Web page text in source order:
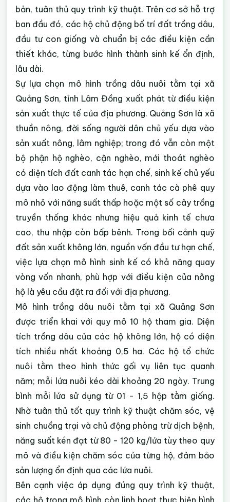
bản, tuân thủ quy trình kỹ thuật. Trên cơ sở hỗ trợ
ban đầu đó, các hộ chủ động bố trí đất trồng dâu,
đầu tư con giống và chuẩn bị các điều kiện cần
thiết khác, từng bước hình thành sinh kế ổn định,
lâu dài.
Sự lựa chọn mô hình trồng dâu nuôi tằm tại xã
Quảng Sơn, tỉnh Lâm Đồng xuất phát từ điều kiện
sản xuất thực tế của địa phương. Quảng Sơn là xã
thuần nông, đời sống người dân chủ yếu dựa vào
sản xuất nông, lâm nghiệp; trong đó vẫn còn một
bộ phận hộ nghèo, cận nghèo, mới thoát nghèo
có diện tích đất canh tác hạn chế, sinh kế chủ yếu
dựa vào lao động làm thuê, canh tác cà phê quy
mô nhỏ với năng suất thấp hoặc một số cây trồng
truyền thống khác nhưng hiệu quả kinh tế chưa
cao, thu nhập còn bấp bênh. Trong bối cảnh quỹ
đất sản xuất không lớn, nguồn vốn đầu tư hạn chế,
việc lựa chọn mô hình sinh kế có khả năng quay
vòng vốn nhanh, phù hợp với điều kiện của nông
hộ là yêu cầu đặt ra đối với địa phương.
Mô hình trồng dâu nuôi tằm tại xã Quảng Sơn
được triển khai với quy mô 10 hộ tham gia. Diện
tích trồng dâu của các hộ không lớn, hộ có diện
tích nhiều nhất khoảng 0,5 ha. Các hộ tổ chức
nuôi tằm theo hình thức gối vụ liên tục quanh
năm; mỗi lứa nuôi kéo dài khoảng 20 ngày. Trung
bình mỗi lứa sử dụng từ 01 - 1,5 hộp tằm giống.
Nhờ tuân thủ tốt quy trình kỹ thuật chăm sóc, vệ
sinh chuồng trại và chủ động phòng trừ dịch bệnh,
năng suất kén đạt từ 80 - 120 kg/lứa tùy theo quy
mô và điều kiện chăm sóc của từng hộ, đảm bảo
sản lượng ổn định qua các lứa nuôi.
Bên cạnh việc áp dụng đúng quy trình kỹ thuật,
các hộ trong mô hình còn linh hoạt thực hiện hình